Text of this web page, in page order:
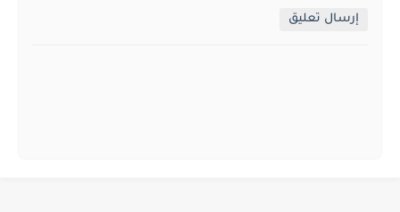
إرسال تعليق